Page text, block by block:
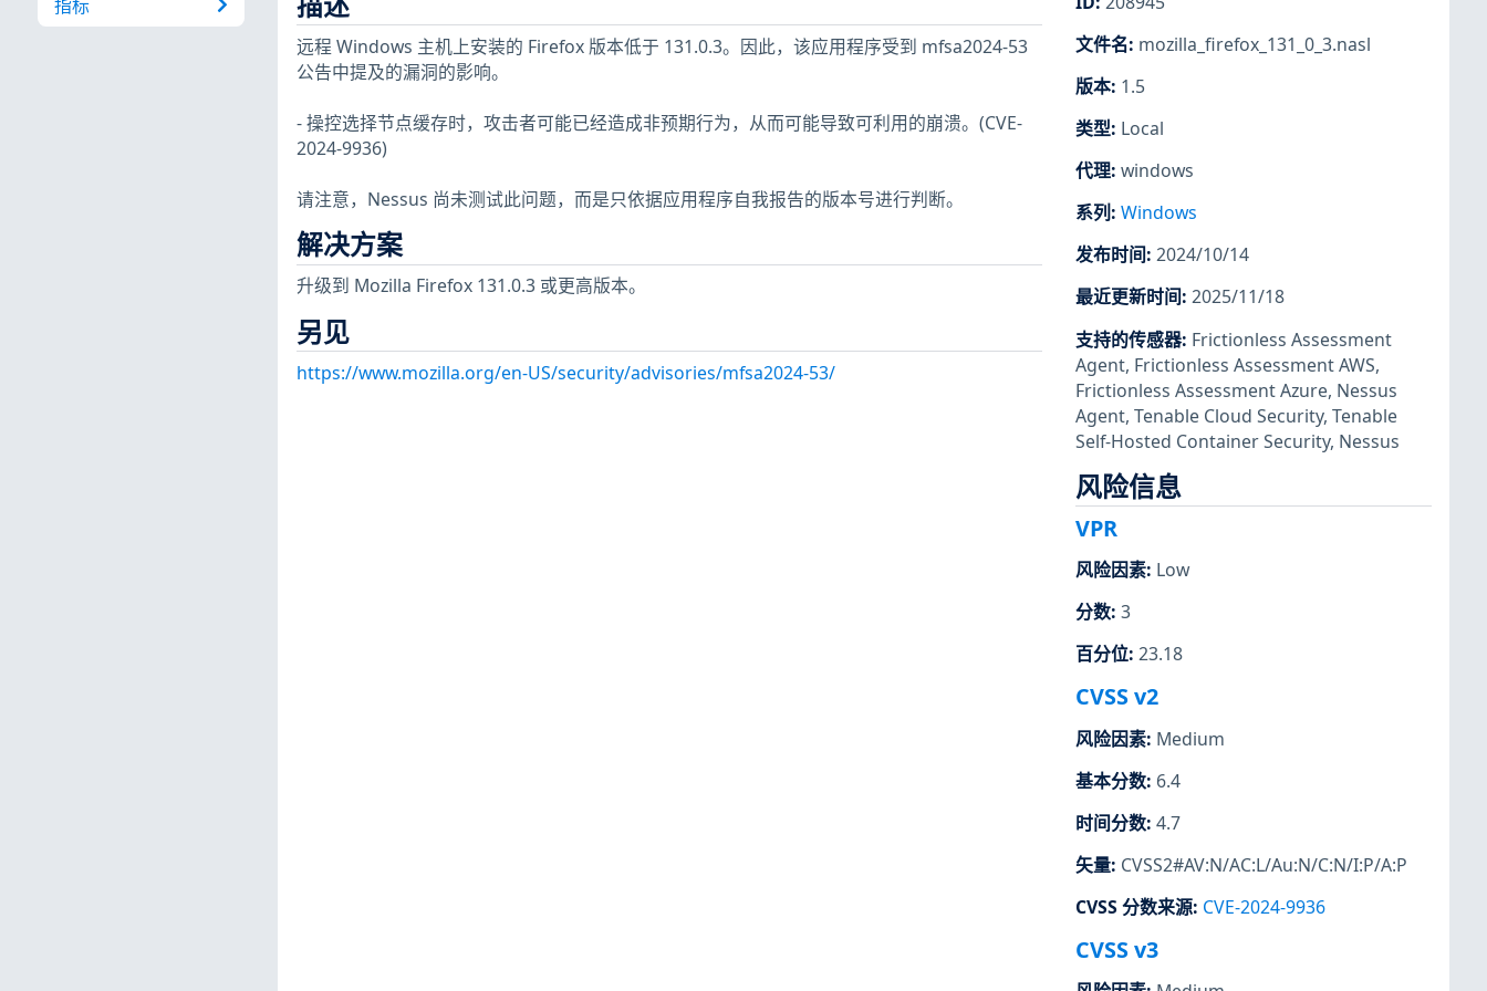
指标
远程 Windows 主机上安装的 Firefox 版本低于 131.0.3。因此，该应用程序受到 mfsa2024-53
公告中提及的漏洞的影响。
- 操控选择节点缓存时，攻击者可能已经造成非预期行为，从而可能导致可利用的崩溃。(CVE-
2024-9936)
请注意，Nessus 尚未测试此问题，而是只依据应用程序自我报告的版本号进行判断。
解决方案
升级到 Mozilla Firefox 131.0.3 或更高版本。
另见
https://www.mozilla.org/en-US/security/advisories/mfsa2024-53/
文件名: mozilla_firefox_131_0_3.nasl
版本: 1.5
类型: Local
代理: windows
系列 : Windows
发布时间: 2024/10/14
最近更新时间: 2025/11/18
支持的传感器: Frictionless Assessment
Agent, Frictionless Assessment AWS,
Frictionless Assessment Azure, Nessus
Agent, Tenable Cloud Security, Tenable
Self-Hosted Container Security, Nessus
风险信息
VPR
风险因素: Low
分数: 3
百分位: 23.18
CVSS v2
风险因素: Medium
基本分数: 6.4
时间分数: 4.7
矢量: CVSS2#AV:N/AC:L/Au:N/C:N/I:P/A:P
CVSS 分数来源: CVE-2024-9936
CVSS v3